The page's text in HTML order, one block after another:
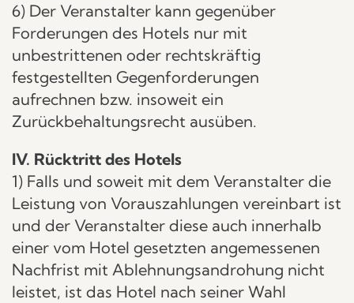
6) Der Veranstalter kann gegenüber
Forderungen des Hotels nur mit
unbestrittenen oder rechtskräftig
festgestellten Gegenforderungen
aufrechnen bzw. insoweit ein
Zurückbehaltungsrecht ausüben.
IV. Rücktritt des Hotels
1) Falls und soweit mit dem Veranstalter die
Leistung von Vorauszahlungen vereinbart ist
und der Veranstalter diese auch innerhalb
einer vom Hotel gesetzten angemessenen
Nachfrist mit Ablehnungsandrohung nicht
leistet, ist das Hotel nach seiner Wahl